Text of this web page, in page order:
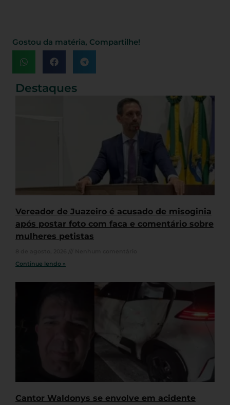
Gostou da matéria, Compartilhe!
Destaques
Vereador de Juazeiro é acusado de misoginia
após postar foto com faca e comentário sobre
mulheres petistas
Continue lendo »
Cantor Waldonys se envolve em acidente